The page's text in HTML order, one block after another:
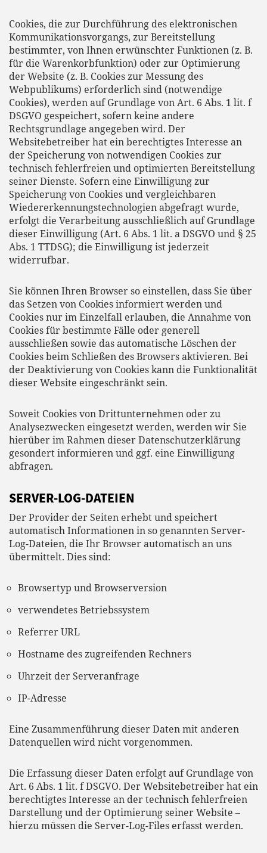
Cookies, die zur Durchführung des elektronischen
Kommunikationsvorgangs, zur Bereitstellung
bestimmter, von Ihnen erwünschter Funktionen (z. B.
für die Warenkorbfunktion) oder zur Optimierung
der Website (z. B. Cookies zur Messung des
Webpublikums) erforderlich sind (notwendige
Cookies), werden auf Grundlage von Art. 6 Abs. 1 lit. f
DSGVO gespeichert, sofern keine andere
Rechtsgrundlage angegeben wird. Der
Websitebetreiber hat ein berechtigtes Interesse an
der Speicherung von notwendigen Cookies zur
technisch fehlerfreien und optimierten Bereitstellung
seiner Dienste. Sofern eine Einwilligung zur
Speicherung von Cookies und vergleichbaren
Wiedererkennungstechnologien abgefragt wurde,
erfolgt die Verarbeitung ausschließlich auf Grundlage
dieser Einwilligung (Art. 6 Abs. 1 lit. a DSGVO und § 25
Abs. 1 TTDSG); die Einwilligung ist jederzeit
widerrufbar.
Sie können Ihren Browser so einstellen, dass Sie über
das Setzen von Cookies informiert werden und
Cookies nur im Einzelfall erlauben, die Annahme von
Cookies für bestimmte Fälle oder generell
ausschließen sowie das automatische Löschen der
Cookies beim Schließen des Browsers aktivieren. Bei
der Deaktivierung von Cookies kann die Funktionalität
dieser Website eingeschränkt sein.
Soweit Cookies von Drittunternehmen oder zu
Analysezwecken eingesetzt werden, werden wir Sie
hierüber im Rahmen dieser Datenschutzerklärung
gesondert informieren und ggf. eine Einwilligung
abfragen.
SERVER-LOG-DATEIEN
Der Provider der Seiten erhebt und speichert
automatisch Informationen in so genannten Server-
Log-Dateien, die Ihr Browser automatisch an uns
übermittelt. Dies sind:
Browsertyp und Browserversion
verwendetes Betriebssystem
Referrer URL
Hostname des zugreifenden Rechners
Uhrzeit der Serveranfrage
IP-Adresse
Eine Zusammenführung dieser Daten mit anderen
Datenquellen wird nicht vorgenommen.
Die Erfassung dieser Daten erfolgt auf Grundlage von
Art. 6 Abs. 1 lit. f DSGVO. Der Websitebetreiber hat ein
berechtigtes Interesse an der technisch fehlerfreien
Darstellung und der Optimierung seiner Website –
hierzu müssen die Server-Log-Files erfasst werden.